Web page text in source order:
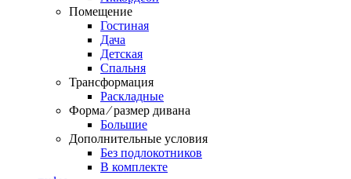
Помещение
Гостиная
Дача
Детская
Спальня
Трансформация
Раскладные
Форма ⁄ размер дивана
Большие
Дополнительные условия
Без подлокотников
В комплекте